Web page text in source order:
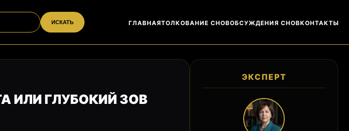
ИСКАТЬ ГЛАВНАЯТОЛКОВАНИЕ СНОВОБСУЖДЕНИЯ СНОВКОНТАКТЫ
ИЛИ ГЛУБОКИЙ ЗОВ
ЭКСПЕРТ